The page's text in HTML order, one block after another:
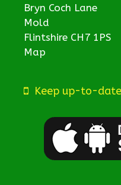
Bryn Coch Lane
Mold
Flintshire CH7 1PS
Map
Keep up-to-